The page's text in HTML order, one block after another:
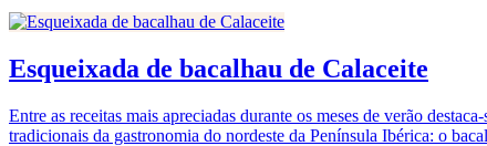
Esqueixada de bacalhau de Calaceite
Entre as receitas mais apreciadas durante os meses de verão
tradicionais da gastronomia do nordeste da Península Ibérica: o